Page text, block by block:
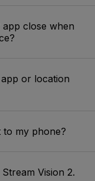
app close when
or location
to my phone?
Vision 2.